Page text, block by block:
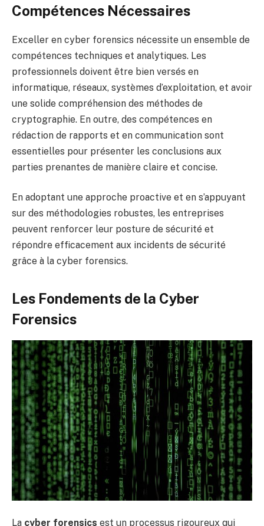
Compétences Nécessaires
Exceller en cyber forensics nécessite un ensemble de
compétences techniques et analytiques. Les
professionnels doivent être bien versés en
informatique, réseaux, systèmes d’exploitation, et avoir
une solide compréhension des méthodes de
cryptographie. En outre, des compétences en
rédaction de rapports et en communication sont
essentielles pour présenter les conclusions aux
parties prenantes de manière claire et concise.
En adoptant une approche proactive et en s’appuyant
sur des méthodologies robustes, les entreprises
peuvent renforcer leur posture de sécurité et
répondre efficacement aux incidents de sécurité
grâce à la cyber forensics.
Les Fondements de la Cyber
Forensics
La cyber forensics est un processus rigoureux qui